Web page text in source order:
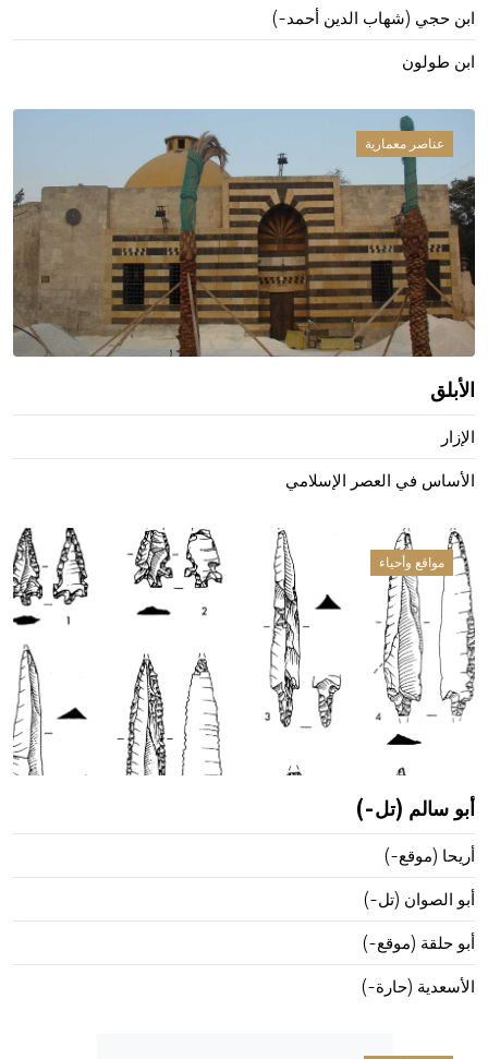
ابن حجي (شهاب الدين أحمد-)
ابن طولون
عناصر معمارية
الأبلق
الإزار
الأساس في العصر الإسلامي
مواقع وأحياء
أبو سالم (تل-)
أريحا (موقع-)
أبو الصوان (تل-)
أبو حلقة (موقع-)
الأسعدية (حارة-)